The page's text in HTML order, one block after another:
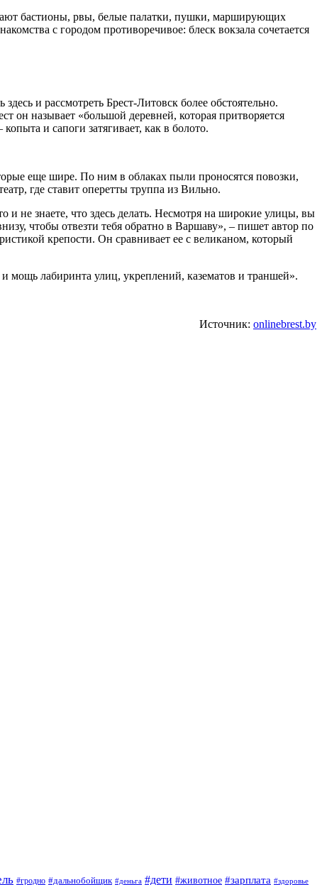
бастионы, рвы, белые палатки, пушки, марширующих
с городом противоречивое: блеск вокзала сочетается
и рассмотреть Брест-Литовск более обстоятельно.
он называет «большой деревней, которая притворяется
и сапоги затягивает, как в болото.
еще шире. По ним в облаках пыли проносятся повозки,
где ставит оперетты труппа из Вильно.
и не знаете, что здесь делать. Несмотря на широкие улицы, вы
чтобы отвезти тебя обратно в Варшаву», – пишет автор по
крепости. Он сравнивает ее с великаном, который
мощь лабиринта улиц, укреплений, казематов и траншей».
Источник: onlinebrest.by
#гродно #дальнобойщик #деньга #дети #животное #зарплата #здоровье